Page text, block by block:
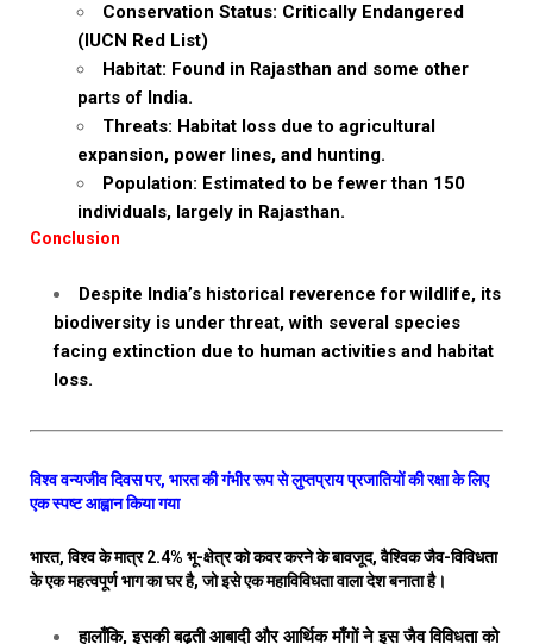
Conservation Status: Critically Endangered
(IUCN Red List)
Habitat: Found in Rajasthan and some other
parts of India.
Threats: Habitat loss due to agricultural
expansion, power lines, and hunting.
Population: Estimated to be fewer than 150
individuals, largely in Rajasthan.
Conclusion
Despite India’s historical reverence for wildlife, its
biodiversity is under threat, with several species
facing extinction due to human activities and habitat
loss.
विश्व वन्यजीव दिवस पर, भारत की गंभीर रूप से लुप्तप्राय प्रजातियों की रक्षा के लिए
एक स्पष्ट आह्वान किया गया
भारत, विश्व के मात्र 2.4% भू-क्षेत्र को कवर करने के बावजूद, वैश्विक जैव-विविधता
के एक महत्वपूर्ण भाग का घर है, जो इसे एक महाविविधता वाला देश बनाता है।
हालाँकि, इसकी बढ़ती आबादी और आर्थिक माँगों ने इस जैव विविधता को